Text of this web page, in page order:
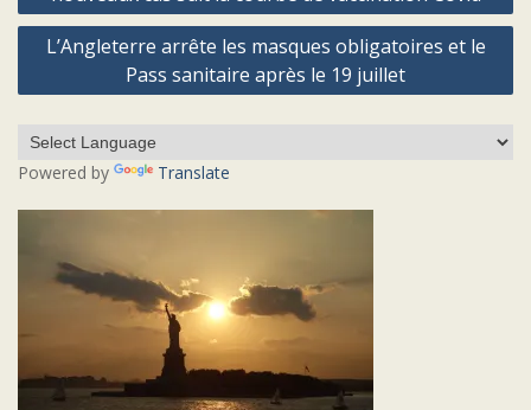
l’article
L’Angleterre arrête les masques obligatoires et le
Pass sanitaire après le 19 juillet
Powered by Translate